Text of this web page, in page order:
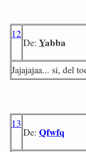
12
De: Yabba
Jajajajaa... si, del
13
De: Qfwfq